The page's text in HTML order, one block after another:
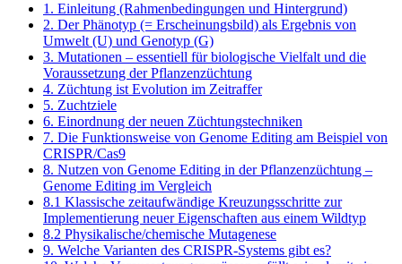
1. Einleitung (Rahmenbedingungen und Hintergrund)
2. Der Phänotyp (= Erscheinungsbild) als Ergebnis von
Umwelt (U) und Genotyp (G)
3. Mutationen – essentiell für biologische Vielfalt und die
Voraussetzung der Pflanzenzüchtung
4. Züchtung ist Evolution im Zeitraffer
5. Zuchtziele
6. Einordnung der neuen Züchtungstechniken
7. Die Funktionsweise von Genome Editing am Beispiel von
CRISPR/Cas9
8. Nutzen von Genome Editing in der Pflanzenzüchtung –
Genome Editing im Vergleich
8.1 Klassische zeitaufwändige Kreuzungsschritte zur
Implementierung neuer Eigenschaften aus einem Wildtyp
8.2 Physikalische/chemische Mutagenese
9. Welche Varianten des CRISPR-Systems gibt es?